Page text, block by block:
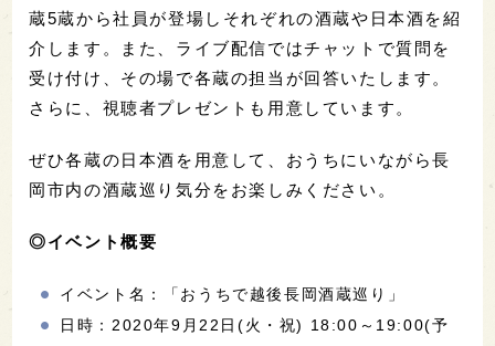
蔵5蔵から社員が登場しそれぞれの酒蔵や日本酒を紹
介します。また、ライブ配信ではチャットで質問を
受け付け、その場で各蔵の担当が回答いたします。
さらに、視聴者プレゼントも用意しています。
ぜひ各蔵の日本酒を用意して、おうちにいながら長
岡市内の酒蔵巡り気分をお楽しみください。
◎イベント概要
イベント名：「おうちで越後長岡酒蔵巡り」
日時：2020年9月22日(火・祝) 18:00～19:00(予